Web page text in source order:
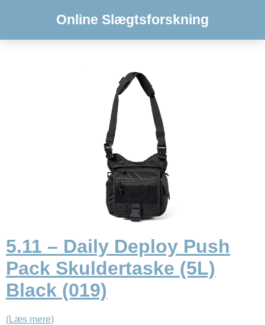
Online Slægtsforskning
5.11 – Daily Deploy Push
Pack Skuldertaske (5L)
Black (019)
(Læs mere)